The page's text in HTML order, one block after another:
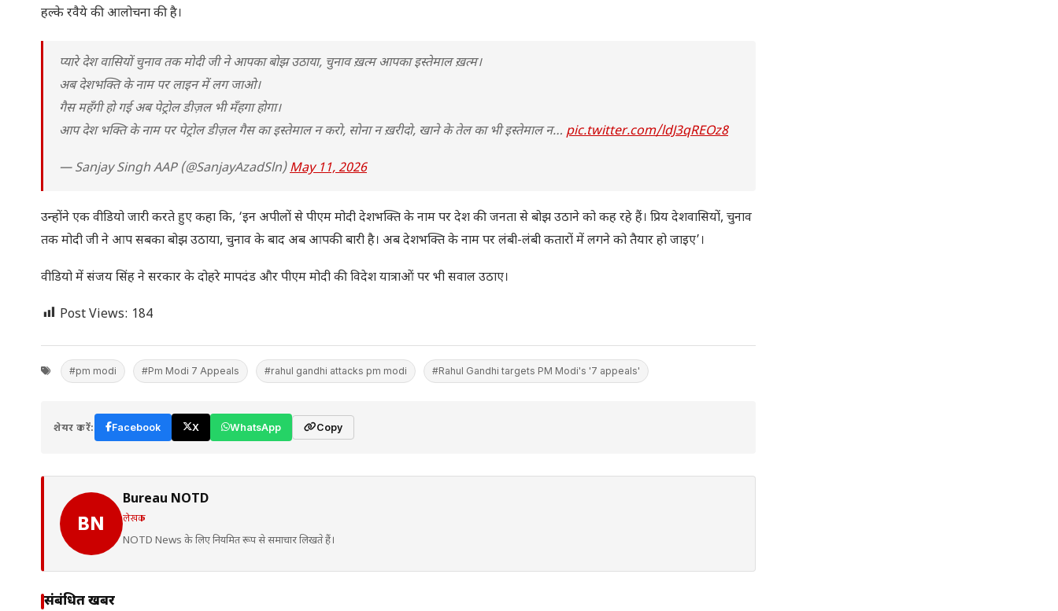
हल्के रवैये की आलोचना की है।
प्यारे देश वासियों चुनाव तक मोदी जी ने आपका बोझ उठाया, चुनाव ख़त्म आपका इस्तेमाल ख़त्म।
अब देशभक्ति के नाम पर लाइन में लग जाओ।
गैस महँगी हो गई अब पेट्रोल डीज़ल भी मँहगा होगा।
आप देश भक्ति के नाम पर पेट्रोल डीज़ल गैस का इस्तेमाल न करो, सोना न ख़रीदो, खाने के तेल का भी इस्तेमाल न… pic.twitter.com/ldJ3qREOz8
— Sanjay Singh AAP (@SanjayAzadSln)May 11, 2026
उन्होंने एक वीडियो जारी करते हुए कहा कि, ‘इन अपीलों से पीएम मोदी देशभक्ति के नाम पर देश की जनता से बोझ उठाने को कह रहे हैं। प्रिय देशवासियों, चुनाव
तक मोदी जी ने आप सबका बोझ उठाया, चुनाव के बाद अब आपकी बारी है। अब देशभक्ति के नाम पर लंबी-लंबी कतारों में लगने को तैयार हो जाइए’।
वीडियो में संजय सिंह ने सरकार के दोहरे मापदंड और पीएम मोदी की विदेश यात्राओं पर भी सवाल उठाए।
Post Views: 184
#pm modi #Pm Modi 7 Appeals #rahul gandhi attacks pm modi #Rahul Gandhi targets PM Modi's '7 appeals'
शेयर करें: Facebook X WhatsApp Copy
BN
Bureau NOTD
लेखक
NOTD News के लिए नियमित रूप से समाचार लिखते हैं।
संबंधित खबरें